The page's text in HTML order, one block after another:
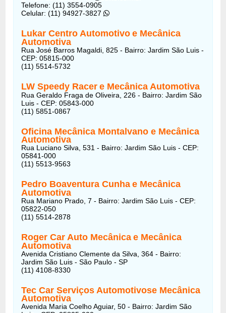
Telefone: (11) 3554-0905
Celular: (11) 94927-3827
Lukar Centro Automotivo e Mecânica
Automotiva
Rua José Barros Magaldi, 825 - Bairro: Jardim São Luis -
CEP: 05815-000
(11) 5514-5732
LW Speedy Racer e Mecânica Automotiva
Rua Geraldo Fraga de Oliveira, 226 - Bairro: Jardim São
Luis - CEP: 05843-000
(11) 5851-0867
Oficina Mecânica Montalvanoe Mecânica
Automotiva
Rua Luciano Silva, 531 - Bairro: Jardim São Luis - CEP:
05841-000
(11) 5513-9563
Pedro Boaventura Cunha e Mecânica
Automotiva
Rua Mariano Prado, 7 - Bairro: Jardim São Luis - CEP:
05822-050
(11) 5514-2878
Roger Car Auto Mecânica e Mecânica
Automotiva
Avenida Cristiano Clemente da Silva, 364 - Bairro:
Jardim São Luis - São Paulo - SP
(11) 4108-8330
Tec Car Serviços Automotivose Mecânica
Automotiva
Avenida Maria Coelho Aguiar, 50 - Bairro: Jardim São